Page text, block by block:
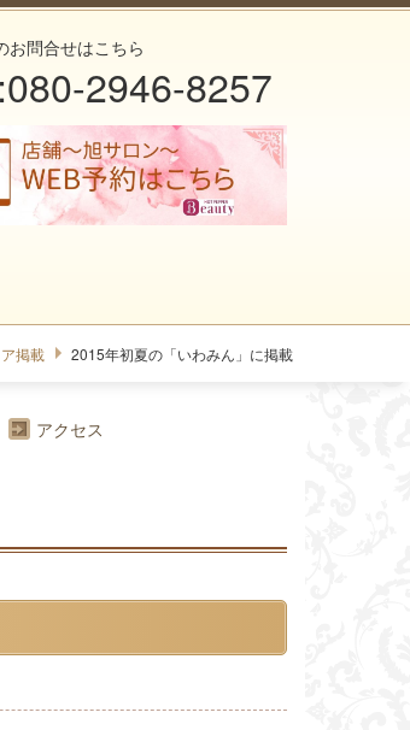
お問合せはこちら
2946-8257
掲載 2015年初夏の「いわみん」に掲載
アクセス